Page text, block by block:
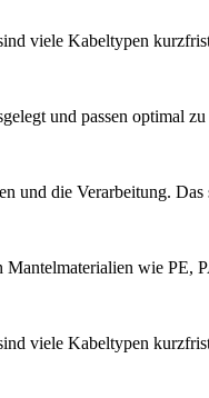
viele Kabeltypen
und passen optimal
und die Verarbeitung.
wie PE,
viele Kabeltypen